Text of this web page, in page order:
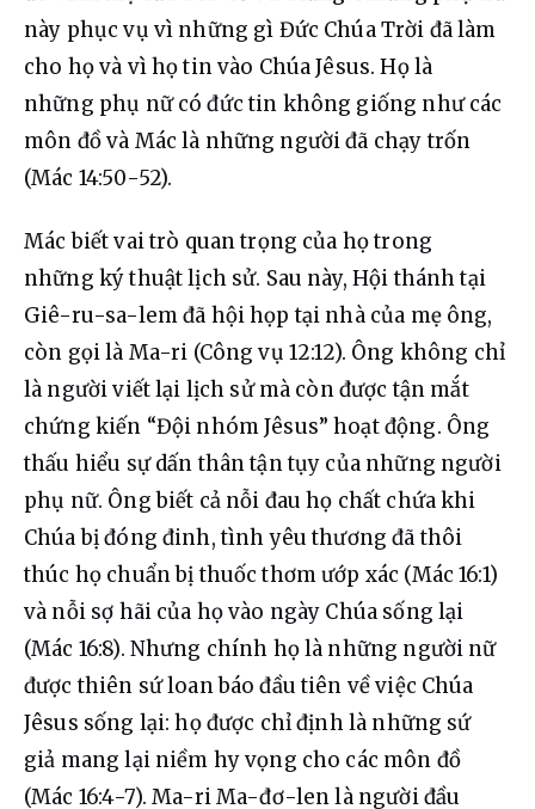
này phục vụ vì những gì Đức Chúa Trời đã làm
cho họ và vì họ tin vào Chúa Jêsus. Họ là
những phụ nữ có đức tin không giống như các
môn đồ và Mác là những người đã chạy trốn
(Mác 14:50-52).
Mác biết vai trò quan trọng của họ trong
những ký thuật lịch sử. Sau này, Hội thánh tại
Giê-ru-sa-lem đã hội họp tại nhà của mẹ ông,
còn gọi là Ma-ri (Công vụ 12:12). Ông không chỉ
là người viết lại lịch sử mà còn được tận mắt
chứng kiến “Đội nhóm Jêsus” hoạt động. Ông
thấu hiểu sự dấn thân tận tụy của những người
phụ nữ. Ông biết cả nỗi đau họ chất chứa khi
Chúa bị đóng đinh, tình yêu thương đã thôi
thúc họ chuẩn bị thuốc thơm ướp xác (Mác 16:1)
và nỗi sợ hãi của họ vào ngày Chúa sống lại
(Mác 16:8). Nhưng chính họ là những người nữ
được thiên sứ loan báo đầu tiên về việc Chúa
Jêsus sống lại: họ được chỉ định là những sứ
giả mang lại niềm hy vọng cho các môn đồ
(Mác 16:4-7). Ma-ri Ma-đơ-len là người đầu